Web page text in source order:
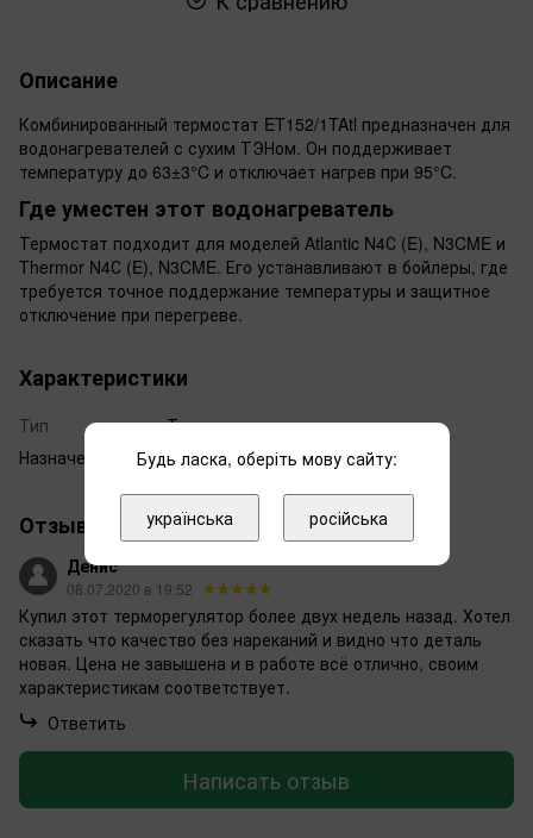
Описание
Комбинированный термостат ET152/1TAtl предназначен для
водонагревателей с сухим ТЭНом. Он поддерживает
температуру до 63±3°C и отключает нагрев при 95°C.
Где уместен этот водонагреватель
Термостат подходит для моделей Atlantic N4С (E), N3CME и
Thermor N4С (E), N3CME. Его устанавливают в бойлеры, где
требуется точное поддержание температуры и защитное
отключение при перегреве.
Характеристики
Тип
Терморегулятор
Назначение
Терморегулятор
Отзывы
Денис
08.07.2020 в 19:52
Купил этот терморегулятор более двух недель назад. Хотел
сказать что качество без нареканий и видно что деталь
новая. Цена не завышена и в работе всё отлично, своим
характеристикам соответствует.
Ответить
Написать отзыв
Будь ласка, оберіть мову сайту:
українська російська